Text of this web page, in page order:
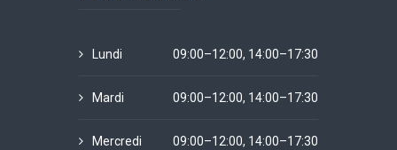
Lundi 09:00–12:00, 14:00–17:30
Mardi 09:00–12:00, 14:00–17:30
Mercredi 09:00–12:00, 14:00–17:30